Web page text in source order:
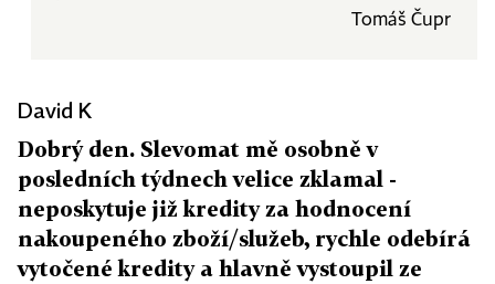
Tomáš Čupr
David K
Dobrý den. Slevomat mě osobně v
posledních týdnech velice zklamal -
neposkytuje již kredity za hodnocení
nakoupeného zboží/služeb, rychle odebírá
vytočené kredity a hlavně vystoupil ze